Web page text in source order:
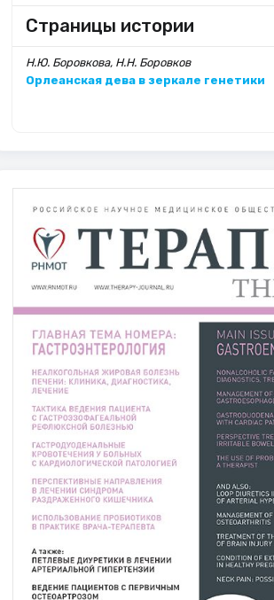
Страницы истории
Н.Ю. Боровкова, Н.Н. Боровков
Орлеанская дева в зеркале генетики